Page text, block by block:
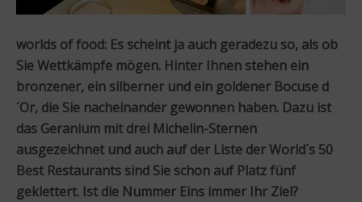
worlds of food: Es scheint ja auch geradezu so, als ob
Sie Wettkämpfe mögen. Hinter Ihnen stehen ein
bronzener, ein silberner und ein goldener Bocuse d
´Or, die Sie nacheinander gewonnen haben. Dazu ist
das Geranium mit drei Michelin-Sternen
ausgezeichnet und auch auf der Liste der World´s 50
Best Restaurants sind Sie schon auf Platz fünf
geklettert. Ist die Nummer Eins immer Ihr Ziel?